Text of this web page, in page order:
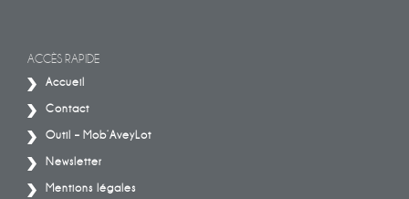
ACCÈS RAPIDE
Accueil
Contact
Outil – Mob’AveyLot
Newsletter
Mentions légales